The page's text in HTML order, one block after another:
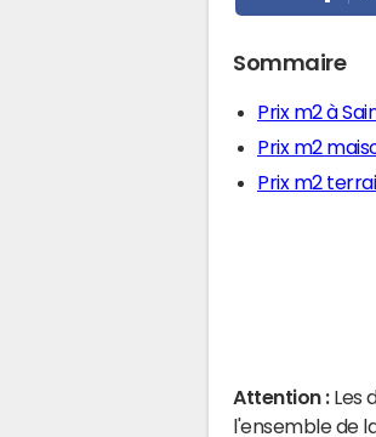
Sommaire
Prix m2 à
Prix m2
Prix m2
Attention : Les
l'ensemble de